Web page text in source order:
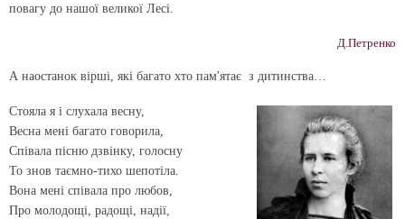
повагу до нашої великої Лесі.
Д.Петренко
А наостанок вірші, які багато хто пам'ятає з дитинства…
Стояла я і слухала весну,
Весна мені багато говорила,
Співала пісню дзвінку, голосну
То знов таємно-тихо шепотіла.
Вона мені співала про любов,
Про молодощі, радощі, надії,